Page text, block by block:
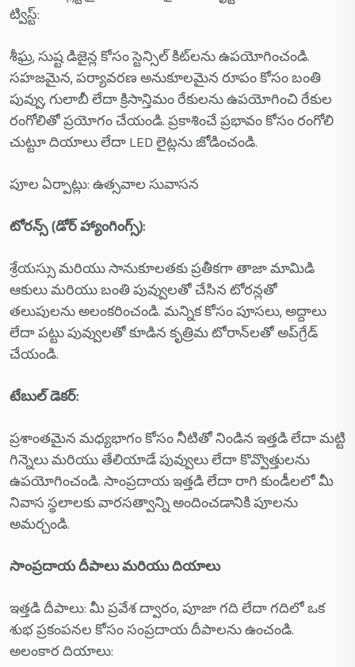
ట్విస్ట్:
శీఘ్ర, సుష్ట డిజైన్ల కోసం స్టెన్సిల్ కిట్‌లను ఉపయోగించండి.
సహజమైన, పర్యావరణ అనుకూలమైన రూపం కోసం బంతి
పువ్వు, గులాబీ లేదా క్రిసాన్తిమం రేకులను ఉపయోగించి రేకుల
రంగోలితో ప్రయోగం చేయండి. ప్రకాశించే ప్రభావం కోసం రంగోలి
చుట్టూ దియాలు లేదా LED లైట్లను జోడించండి.
పూల ఏర్పాట్లు: ఉత్సవాల సువాసన
టోరన్స్ (డోర్ హ్యాంగింగ్స్):
శ్రేయస్సు మరియు సానుకూలతకు ప్రతీకగా తాజా మామిడి
ఆకులు మరియు బంతి పువ్వులతో చేసిన టోరన్లతో
తలుపులను అలంకరించండి. మన్నిక కోసం పూసలు, అద్దాలు
లేదా పట్టు పువ్వులతో కూడిన కృత్రిమ టోరాన్‌లతో అప్‌గ్రేడ్
చేయండి.
టేబుల్ డెకర్:
ప్రశాంతమైన మధ్యభాగం కోసం నీటితో నిండిన ఇత్తడి లేదా మట్టి
గిన్నెలు మరియు తేలియాడే పువ్వులు లేదా కొవ్వొత్తులను
ఉపయోగించండి. సాంప్రదాయ ఇత్తడి లేదా రాగి కుండీలలో మీ
నివాస స్థలాలకు వారసత్వాన్ని అందించడానికి పూలను
అమర్చండి.
సాంప్రదాయ దీపాలు మరియు దియాలు
ఇత్తడి దీపాలు: మీ ప్రవేశ ద్వారం, పూజా గది లేదా గదిలో ఒక
శుభ ప్రకంపనల కోసం సంప్రదాయ దీపాలను ఉంచండి.
అలంకార దియాలు: